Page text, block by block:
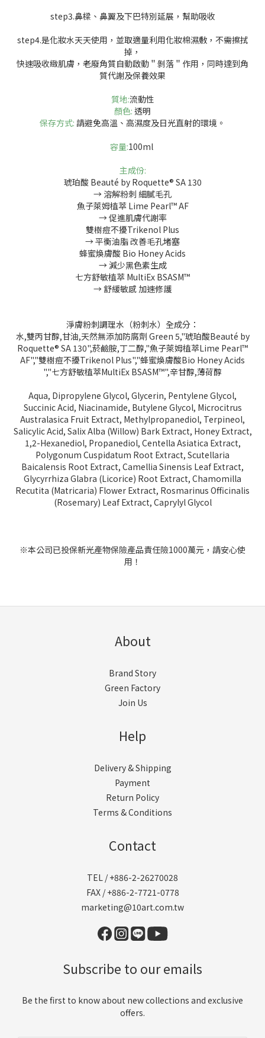
step3.鼻樑、鼻翼及下巴特別延展，幫助吸收
step4.是化妝水天天使用，並取適量利用化妝棉濕敷，不需擦拭
掉，
快速吸收緻肌膚，老廢角質自動啟動＂剝落＂作用，同時達到角
質代謝及保養效果
質地:流動性
顏色: 透明
保存方式: 請避免高溫、高濕度及日光直射的環境。
容量:100ml
主成份:
琥珀酸 Beauté by Roquette® SA 130
→ 溶解粉刺 細膩毛孔
魚子萊姆植萃 Lime Pearl™ AF
→ 促進肌膚代謝率
雙樹痘不擾Trikenol Plus
→ 平衡油脂 改善毛孔堵塞
蜂蜜煥膚酸 Bio Honey Acids
→ 減少黑色素生成
七方舒敏植萃 MultiEx BSASM™
→ 舒緩敏感 加速修護
淨膚粉刺調理水（粉刺水）全成分：
水,雙丙甘醇,甘油,天然無添加防腐劑 Green 5,"琥珀酸Beauté by
Roquette® SA 130",菸鹼胺,丁二醇,"魚子萊姆植萃Lime Pearl™
AF","雙樹痘不擾Trikenol Plus","蜂蜜煥膚酸Bio Honey Acids
","七方舒敏植萃MultiEx BSASM™",辛甘醇,薄荷醇
Aqua, Dipropylene Glycol, Glycerin, Pentylene Glycol,
Succinic Acid, Niacinamide, Butylene Glycol, Microcitrus
Australasica Fruit Extract, Methylpropanediol, Terpineol,
Salicylic Acid, Salix Alba (Willow) Bark Extract, Honey Extract,
1,2-Hexanediol, Propanediol, Centella Asiatica Extract,
Polygonum Cuspidatum Root Extract, Scutellaria
Baicalensis Root Extract, Camellia Sinensis Leaf Extract,
Glycyrrhiza Glabra (Licorice) Root Extract, Chamomilla
Recutita (Matricaria) Flower Extract, Rosmarinus Officinalis
(Rosemary) Leaf Extract, Caprylyl Glycol
※本公司已投保新光產物保險產品責任險1000萬元，請安心使
用！
About
Brand Story
Green Factory
Join Us
Help
Delivery & Shipping
Payment
Return Policy
Terms & Conditions
Contact
TEL / +886-2-26270028
FAX / +886-2-7721-0778
marketing@10art.com.tw
Subscribe to our emails
Be the first to know about new collections and exclusive
offers.